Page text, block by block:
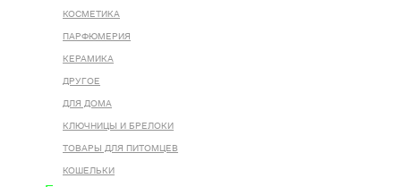
КОСМЕТИКА
ПАРФЮМЕРИЯ
КЕРАМИКА
ДРУГОЕ
ДЛЯ ДОМА
КЛЮЧНИЦЫ И БРЕЛОКИ
ТОВАРЫ ДЛЯ ПИТОМЦЕВ
КОШЕЛЬКИ